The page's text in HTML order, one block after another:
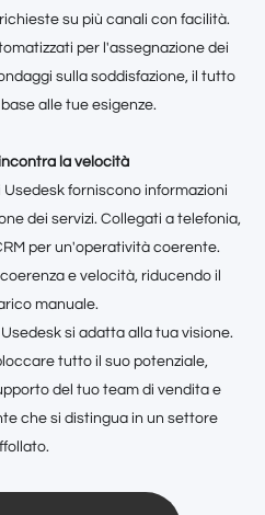
su più canali con facilità.
per l'assegnazione dei
sulla soddisfazione, il tutto
alle tue esigenze.
la velocità
Usedesk forniscono informazioni
dei servizi. Collegati a telefonia,
per un'operatività coerente.
e velocità, riducendo il
manuale.
si adatta alla tua visione.
tutto il suo potenziale,
del tuo team di vendita e
che si distingua in un settore